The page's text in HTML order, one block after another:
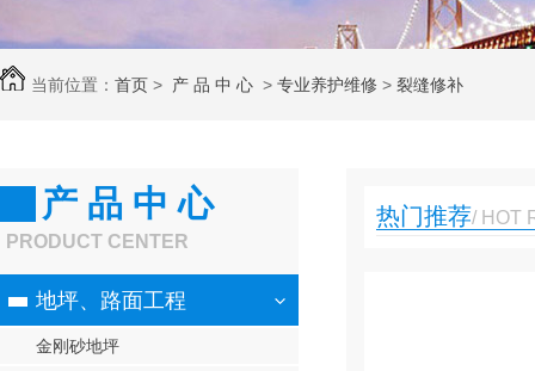
当前位置： 首页 > 产 品 中 心 > 专业养护维修 > 裂缝修补
产 品 中 心
PRODUCT CENTER
地坪、路面工程
金刚砂地坪
热门推荐/ HOT